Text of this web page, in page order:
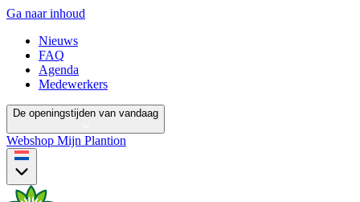
Ga naar inhoud
Nieuws
FAQ
Agenda
Medewerkers
De openingstijden van vandaag
Webshop Mijn Plantion